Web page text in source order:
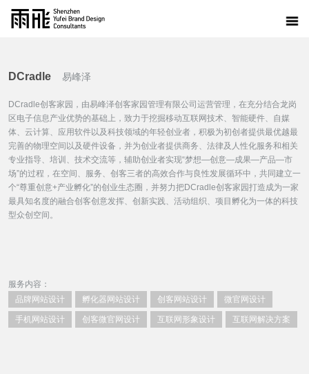
DCradle 易峰泽
DCradle创客家园，由易峰泽创客家园管理有限公司运营管理，在充分结合龙岗
区电子信息产业优势的基础上，致力于挖掘移动互联网技术、智能硬件、自媒
体、云计算、应用软件以及科技领域的年轻创业者，积极为初创者提供最优越最
完善的物理空间以及硬件设备，并为创业者提供商务、法律及人性化服务和相关
专业指导、培训、技术交流等，辅助创业者实现“梦想—创意—成果—产品—市
场”的过程，在空间、服务、创客三者的高效合作与良性发展循环中，共同建立一
个“尊重创意+产业孵化”的创业生态圈，并努力把DCradle创客家园打造成为一家
最具知名度的融合创客创意发挥、创新实践、活动组织、项目孵化为一体的科技
型众创空间。
服务内容：
品牌网站设计
孵化器网站设计 创客网站设计 微官网设计
手机网站设计 创客微官网设计 互联网形象设计 互联网解决方案